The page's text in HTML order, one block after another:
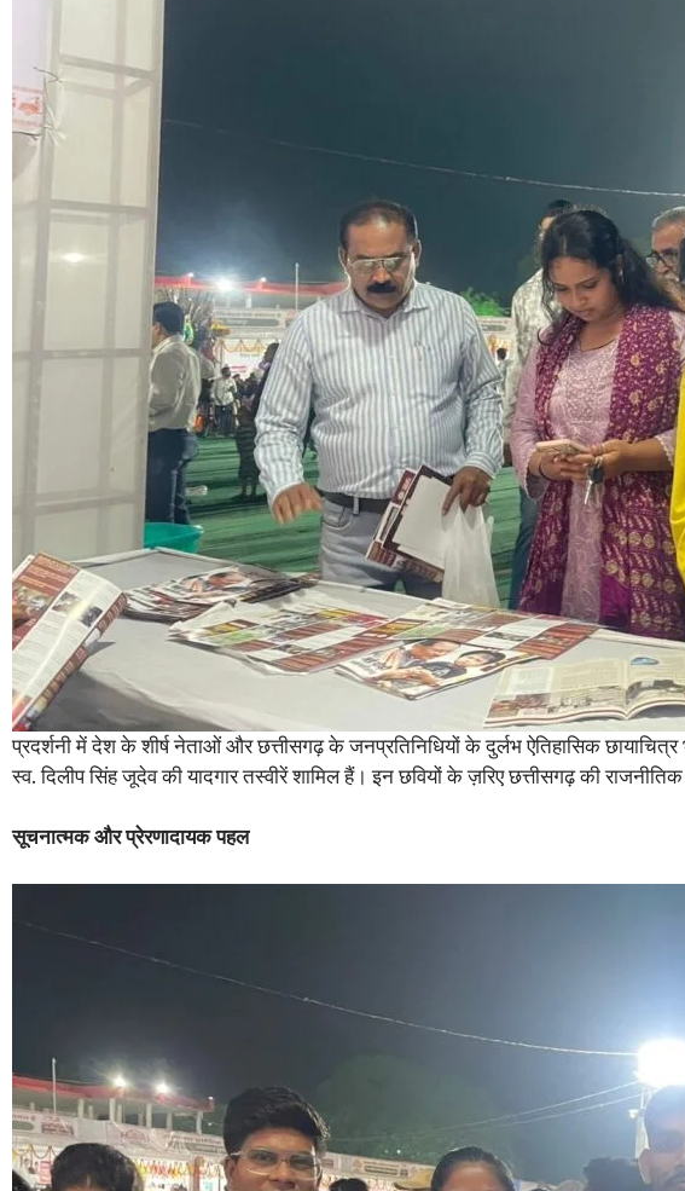
प्रदर्शनी में देश के शीर्ष नेताओं और छत्तीसगढ़ के जनप्रतिनिधियों के दुर्लभ ऐतिहासिक
स्व. दिलीप सिंह जूदेव की यादगार तस्वीरें शामिल हैं। इन छवियों के ज़रिए छत्तीसगढ़ की
सूचनात्मक और प्रेरणादायक पहल